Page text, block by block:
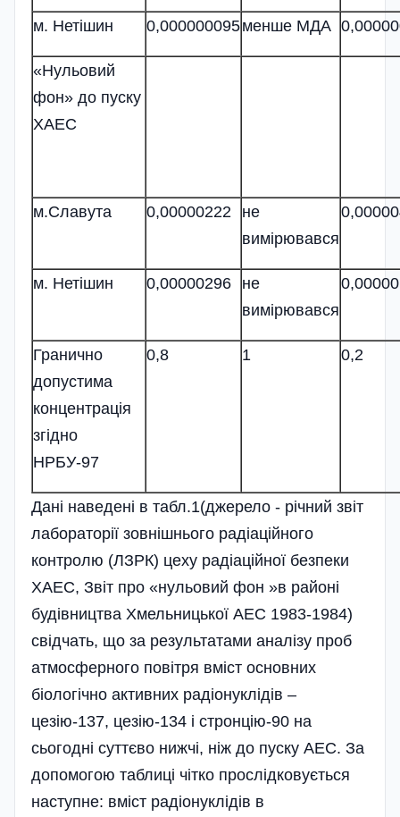
м. Нетішин 0,000000095менше МДА
«Нульовий
фон» до пуску
ХАЕС
м.Славута 0,00000222
не
вимірювався
м. Нетішин 0,00000296
не
вимірювався
Гранично
допустима
концентрація
згідно
НРБУ-97
0,8 1 0,2
Дані наведені в табл.1(джерело - річний звіт
лабораторії зовнішнього радіаційного
контролю (ЛЗРК) цеху радіаційної безпеки
ХАЕС, Звіт про «нульовий фон »в районі
будівництва Хмельницької АЕС 1983-1984)
свідчать, що за результатами аналізу проб
атмосферного повітря вміст основних
біологічно активних радіонуклідів –
цезію-137, цезію-134 і стронцію-90 на
сьогодні суттєво нижчі, ніж до пуску АЕС. За
допомогою таблиці чітко прослідковується
наступне: вміст радіонуклідів в